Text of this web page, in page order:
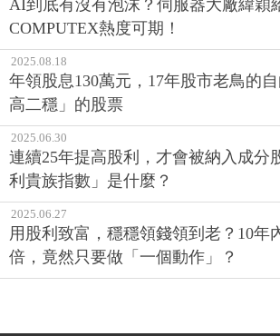
AI到底有沒有泡沫？伺服器大廠緯穎
COMPUTEX熱度可期！
2025.08.18
年領股息130萬元，17年股市老鳥的
高二穩」的股票
2025.06.30
連續25年提高股利，才會被納入成分
利貴族指數」是什麼？
2025.06.27
用股利致富，穩穩領錢領到老？10年
倍，竟然只要做「一個動作」？